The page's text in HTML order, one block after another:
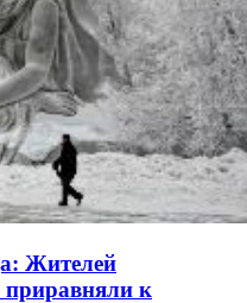
Жителей
приравняли к